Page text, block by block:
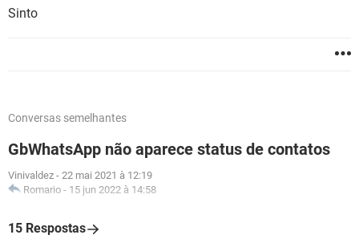
Sinto
Conversas semelhantes
GbWhatsApp não aparece status de contatos
Vinivaldez - 22 mai 2021 à 12:19
Romario - 15 jun 2022 à 14:58
15 Respostas